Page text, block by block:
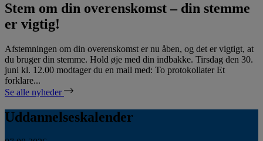
Stem om din overenskomst – din stemme
er vigtig!
Afstemningen om din overenskomst er nu åben, og det er vigtigt, at
du bruger din stemme. Hold øje med din indbakke. Tirsdag den 30.
juni kl. 12.00 modtager du en mail med: To protokollater Et
forklare...
Se alle nyheder
Uddannelseskalender